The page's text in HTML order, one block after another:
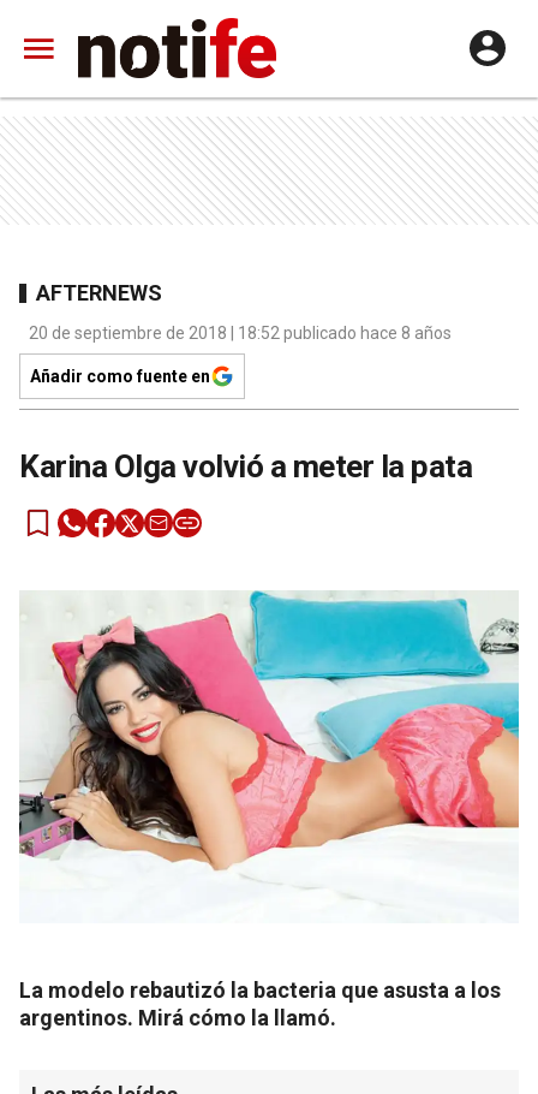
AFTERNEWS
20 de septiembre de 2018 | 18:52 publicado hace 8 años
Añadir como fuente en
Karina Olga volvió a meter la pata
La modelo rebautizó la bacteria que asusta a los
argentinos. Mirá cómo la llamó.